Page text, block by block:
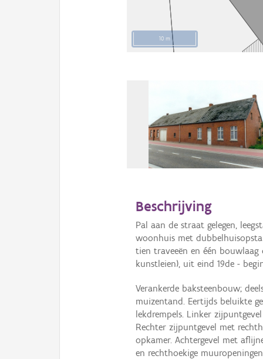
10 m
Beschrijving
Pal aan de straat gelegen,
woonhuis met
tien traveeën en één
kunstleien), uit eind 19de -
Verankerde baksteenbouw;
muizentand. Eertijds beluikte
lekdrempels. Linker
Rechter zijpuntgevel met
opkamer. Achtergevel met
en rechthoekige